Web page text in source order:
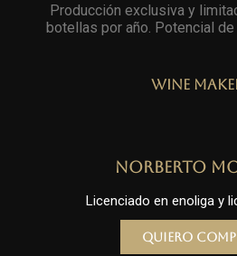
Producción exclusiva y
botellas por año. Potencial de
Wine
Norberto
Licenciado en enoliga y
Quiero